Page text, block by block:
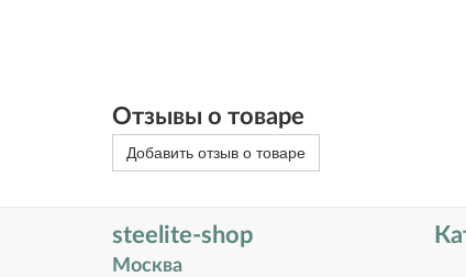
Отзывы о товаре
Добавить отзыв о товаре
steelite-shop
Москва